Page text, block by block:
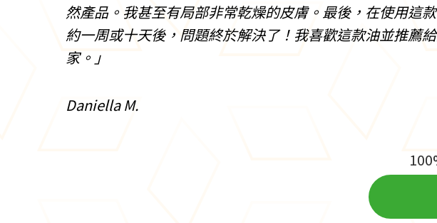
然產品。我甚至有局部非常乾燥的皮膚。最後，在使用這
約一周或十天後，問題終於解決了！我喜歡這款油並推薦
家。」
Daniella M.